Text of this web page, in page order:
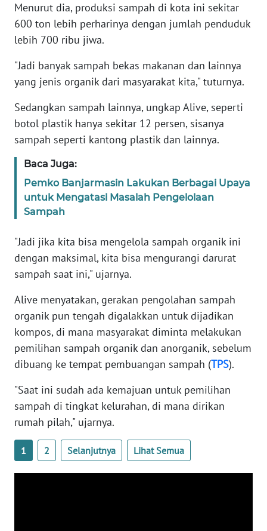
Menurut dia, produksi sampah di kota ini sekitar
600 ton lebih perharinya dengan jumlah penduduk
lebih 700 ribu jiwa.
"Jadi banyak sampah bekas makanan dan lainnya
yang jenis organik dari masyarakat kita," tuturnya.
Sedangkan sampah lainnya, ungkap Alive, seperti
botol plastik hanya sekitar 12 persen, sisanya
sampah seperti kantong plastik dan lainnya.
Baca Juga:
Pemko Banjarmasin Lakukan Berbagai Upaya
untuk Mengatasi Masalah Pengelolaan
Sampah
"Jadi jika kita bisa mengelola sampah organik ini
dengan maksimal, kita bisa mengurangi darurat
sampah saat ini," ujarnya.
Alive menyatakan, gerakan pengolahan sampah
organik pun tengah digalakkan untuk dijadikan
kompos, di mana masyarakat diminta melakukan
pemilihan sampah organik dan anorganik, sebelum
dibuang ke tempat pembuangan sampah (TPS).
"Saat ini sudah ada kemajuan untuk pemilihan
sampah di tingkat kelurahan, di mana dirikan
rumah pilah," ujarnya.
1 2 Selanjutnya Lihat Semua
JABAR
WN
BANTEN
WN
NTT
KEPRI
WN
PAPUA
PAPUA
BARAT
WN
SERAMBI
WN
WN
SULTRA
WN